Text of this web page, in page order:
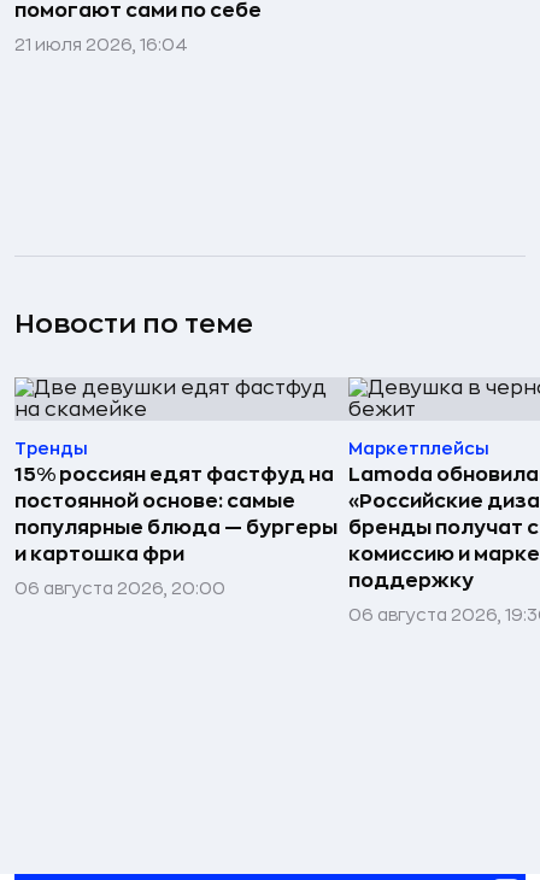
помогают сами по себе
21 июля 2026, 16:04
Новости по теме
Тренды
15% россиян едят фастфуд на
постоянной основе: самые
популярные блюда — бургеры
и картошка фри
06 августа 2026, 20:00
Маркетплейсы
Lamoda
«Российские
бренды получат
комиссию и
поддержку
06 августа 2026,